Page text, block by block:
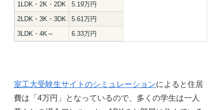
1LDK・2K・2DK
5.19万円
2LDK・3K・3DK
5.61万円
3LDK・4K～
6.33万円
室工大受験生サイトのシミュレーションによると住居
費は「4万円」となっているので、多くの学生は一人